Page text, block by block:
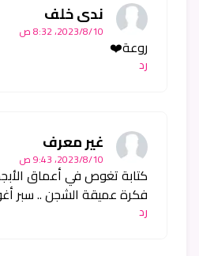
ندى خلف
10‏/8‏/2023، 8:32 ص
روعة❤️
رد
غير معرف
10‏/8‏/2023، 9:43 ص
كتابة تغوص في أعماق
فكرة عميقة الشجن .. سبر
رد